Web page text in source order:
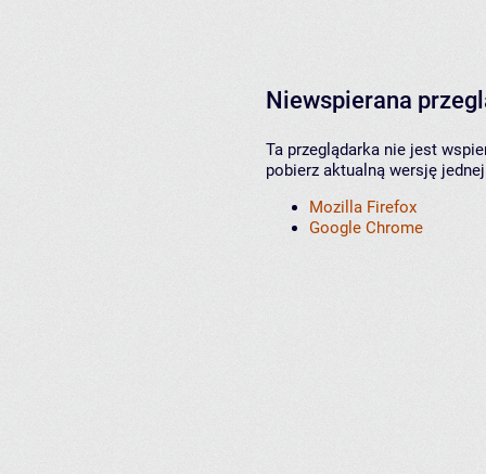
Niewspierana
Ta przeglądarka nie jest
pobierz aktualną wersję
Mozilla Firefox
Google Chrome